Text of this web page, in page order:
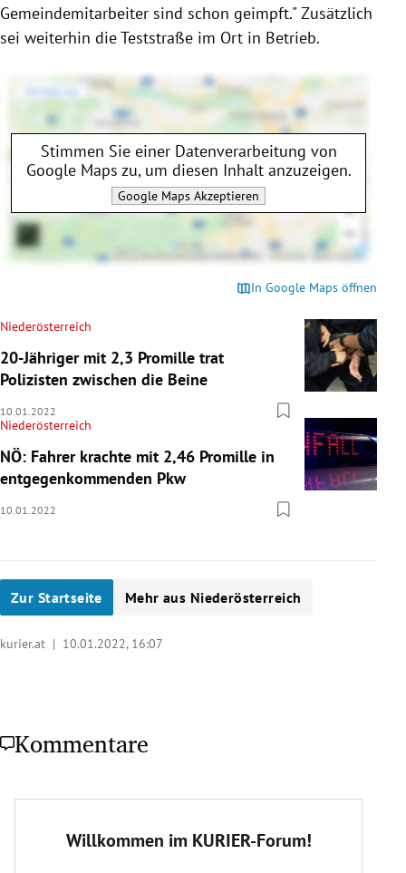
Gemeindemitarbeiter sind schon geimpft." Zusätzlich
sei weiterhin die Teststraße im Ort in Betrieb.
In Google Maps öffnen
Stimmen Sie einer Datenverarbeitung von
Google Maps zu, um diesen Inhalt anzuzeigen.
Google Maps Akzeptieren
Niederösterreich
20-Jähriger mit 2,3 Promille trat
Polizisten zwischen die Beine
10.01.2022
Niederösterreich
NÖ: Fahrer krachte mit 2,46 Promille in
entgegenkommenden Pkw
10.01.2022
Zur Startseite Mehr aus Niederösterreich
kurier.at | 10.01.2022, 16:07
Kommentare